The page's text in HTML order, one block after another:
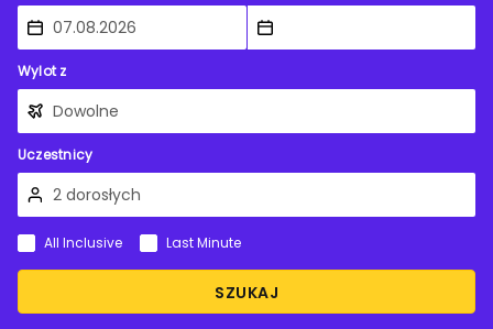
Wylot z
Uczestnicy
SZUKAJ
All Inclusive Last Minute